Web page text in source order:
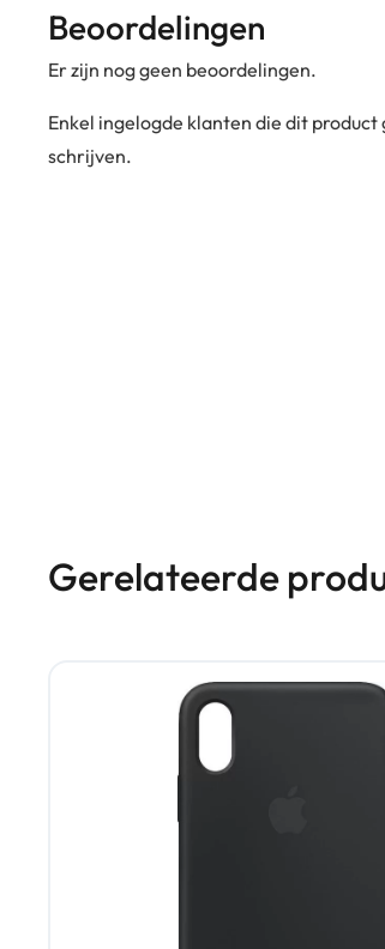
Beoordelingen
Er zijn nog geen beoordelingen.
Enkel ingelogde klanten die dit
schrijven.
Gerelateerde